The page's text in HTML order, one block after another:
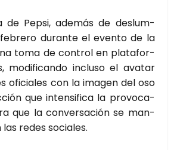
de Pep­si, ade­más de des­lum­
duran­te el even­to de la
toma de con­trol en pla­ta­for­
modi­fi­can­do inclu­so el ava­tar
ofi­cia­les con la ima­gen del oso
que inten­si­fi­ca la pro­vo­ca­
que la con­ver­sa­ción se man­
redes socia­les.